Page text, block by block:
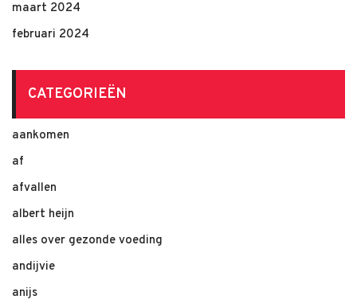
maart 2024
februari 2024
CATEGORIEËN
aankomen
af
afvallen
albert heijn
alles over gezonde voeding
andijvie
anijs